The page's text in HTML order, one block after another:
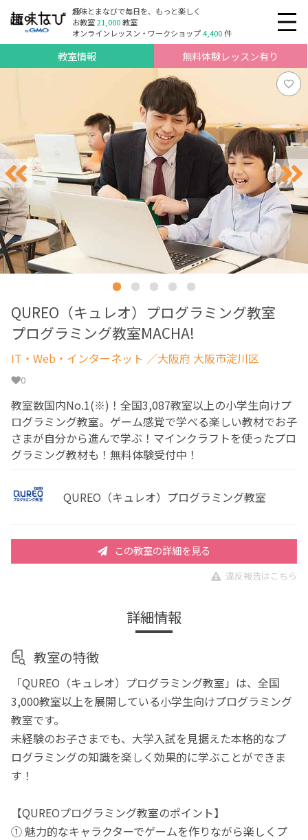
趣味とまなびで毎日を、もっと楽しく
お教室21,000教室
オンラインレッスン・ワークショップ4,400件
教室情報 無料体験レッスン有り
QUREO（キュレオ）プログラミング教室
プログラミング教室MACHA!
IT・Web・インターネット ／大阪府 大阪市淀川区
0
教室数国内No.1(※)！全国3,087教室以上の小学生向けプ
ログラミング教室。ゲーム感覚で学べる楽しい教材でお子
さまが自分から進んで学ぶ！マインクラフトを使ったプロ
グラミング教材も！無料体験受付中！
QUREO（キュレオ）プログラミング教室
この教室の詳細を見る
違反報告はこちら
詳細情報
教室の特徴
「QUREO（キュレオ）プログラミング教室」は、全国
3,000教室以上を展開している小学生向けプログラミング
教室です。
未経験のお子さまでも、大学入試を見据えた本格的なプ
ログラミングの知識を楽しく効果的に学ぶことができま
す！
【QUREOプログラミング教室のポイント】
① 魅力的なキャラクターでゲームを作りながら楽しくプ